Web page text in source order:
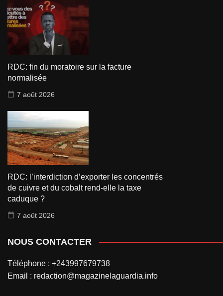
RDC: fin du moratoire sur la facture
normalisée
7 août 2026
RDC: l’interdiction d’exporter les concentrés
de cuivre et du cobalt rend-elle la taxe
caduque ?
7 août 2026
NOUS CONTACTER
Téléphone : +243997679738
Email : redaction@magazinelaguardia.info